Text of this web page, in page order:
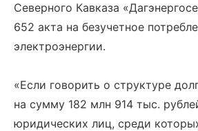
Северного Кавказа
652 акта на безучетное
электроэнергии.
«Если говорить о структуре
на сумму 182 млн 914 тыс.
юридических лиц, среди